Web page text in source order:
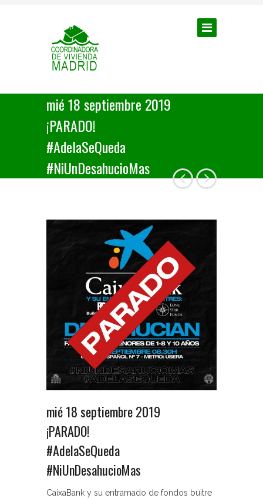
mié 18 septiembre 2019
¡PARADO!
#AdelaSeQueda
#NiUnDesahucioMas
mié 18 septiembre 2019
¡PARADO!
#AdelaSeQueda
#NiUnDesahucioMas
CaixaBank y su entramado de fondos buitre